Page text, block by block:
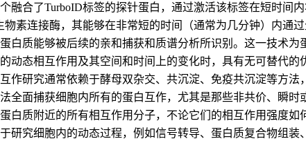
融合了TurboID标签的探针蛋白，通过激活该标签在短时间
物素连接酶，其能够在非常短的时间（通常为几分钟）内通
白质能够被后续的亲和捕获和质谱分析所识别。这一技术为
动态相互作用及其空间和时间上的变化时，具有无可替代的
作研究通常依赖于酵母双杂交、共沉淀、免疫共沉淀等方法
全面捕获细胞内所有的蛋白互作，尤其是那些非共价、瞬时
白质附近的所有相互作用分子，不论它们的相互作用强度如
研究细胞内的动态过程，例如信号转导、蛋白质复合物组装